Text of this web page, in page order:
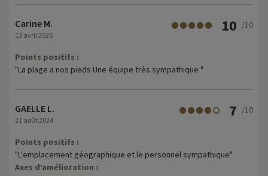
Carine M.
13 avril 2025
10 /10
Points positifs :
"La plage a nos pieds Une équipe très sympathique "
GAELLE L.
31 août 2024
7 /10
Points positifs :
"L'emplacement géographique et le personnel sympathique"
Axes d’amélioration :